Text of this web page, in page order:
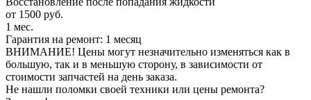
от 1500 руб.
1 мес.
Гарантия на ремонт: 1 месяц
ВНИМАНИЕ! Цены могут незначительно изменяться как в
большую, так и в меньшую сторону, в зависимости от
стоимости запчастей на день заказа.
Не нашли поломки своей техники или цены ремонта?